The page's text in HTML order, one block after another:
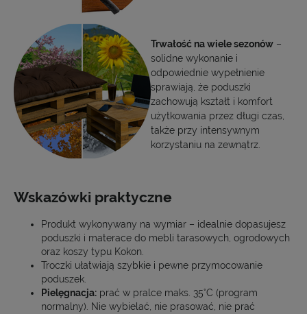
Trwałość na wiele sezonów –
solidne wykonanie i
odpowiednie wypełnienie
sprawiają, że poduszki
zachowują kształt i komfort
użytkowania przez długi czas,
także przy intensywnym
korzystaniu na zewnątrz.
Wskazówki praktyczne
Produkt wykonywany na wymiar – idealnie dopasujesz
poduszki i materace do mebli tarasowych, ogrodowych
oraz koszy typu Kokon.
Troczki ułatwiają szybkie i pewne przymocowanie
poduszek.
Pielęgnacja: prać w pralce maks. 35°C (program
normalny). Nie wybielać, nie prasować, nie prać